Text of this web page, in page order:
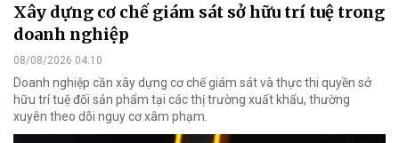
Xây dựng cơ chế giám sát sở hữu trí tuệ trong
doanh nghiệp
08/08/2026 04:10
Doanh nghiệp cần xây dựng cơ chế giám sát và thực thi quyền sở
hữu trí tuệ đối sản phẩm tại các thị trường xuất khẩu, thường
xuyên theo dõi nguy cơ xâm phạm.